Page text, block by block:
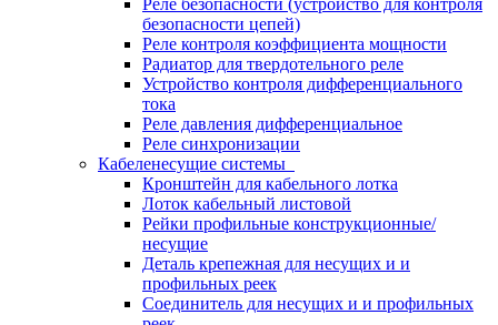
Реле безопасности (устройство для контроля
безопасности цепей)
Реле контроля коэффициента мощности
Радиатор для твердотельного реле
Устройство контроля дифференциального
тока
Реле давления дифференциальное
Реле синхронизации
Кабеленесущие системы
Кронштейн для кабельного лотка
Лоток кабельный листовой
Рейки профильные конструкционные/
несущие
Деталь крепежная для несущих и и
профильных реек
Соединитель для несущих и и профильных